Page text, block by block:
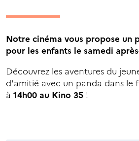
Notre cinéma vous propose un
pour les enfants le samedi
Découvrez les aventures du
d'amitié avec un panda dans le
à 14h00 au Kino 35 !